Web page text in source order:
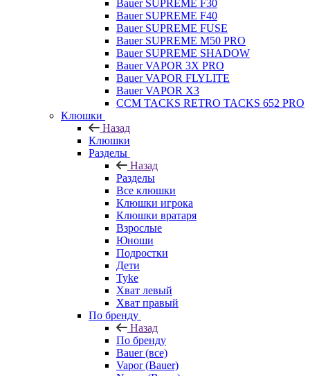
Bauer SUPREME F30
Bauer SUPREME F40
Bauer SUPREME FUSE
Bauer SUPREME M50 PRO
Bauer SUPREME SHADOW
Bauer VAPOR 3X PRO
Bauer VAPOR FLYLITE
Bauer VAPOR X3
CCM TACKS RETRO TACKS 652 PRO
Клюшки
Назад
Клюшки
Разделы
Назад
Разделы
Все клюшки
Клюшки игрока
Клюшки вратаря
Взрослые
Юноши
Подростки
Дети
Tyke
Хват левый
Хват правый
По бренду
Назад
По бренду
Bauer (все)
Vapor (Bauer)